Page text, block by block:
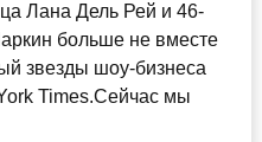
Лана Дель Рей и 46-
больше не вместе
звезды шоу-бизнеса
Times.Сейчас мы